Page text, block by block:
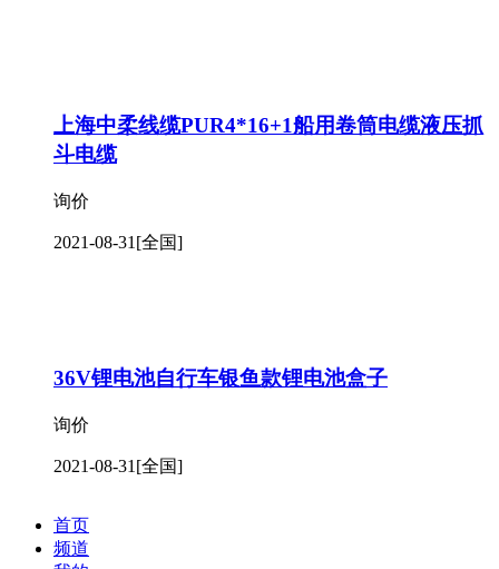
上海中柔线缆PUR4*16+1船用卷筒电缆液压抓
斗电缆
询价
2021-08-31 [全国]
36V锂电池自行车银鱼款锂电池盒子
询价
2021-08-31 [全国]
首页
频道